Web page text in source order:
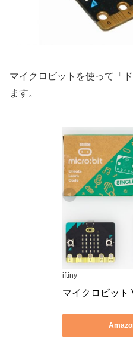
マイクロビットを使って「
ます。
iftiny
マイクロビット